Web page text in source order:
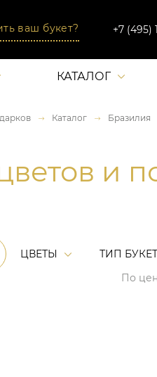
ваш букет? +7 (495)
КАТАЛОГ
Каталог Бразилия
и
ЦВЕТЫ ТИП
По